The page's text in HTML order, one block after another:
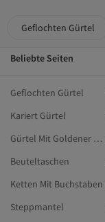
Geflochten Gürtel
Beliebte Seiten
Geflochten Gürtel
Kariert Gürtel
Gürtel Mit Goldener Schnalle
Beuteltaschen
Ketten Mit Buchstaben
Steppmantel